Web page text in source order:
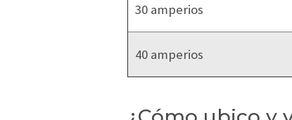
30 amperios
40 amperios